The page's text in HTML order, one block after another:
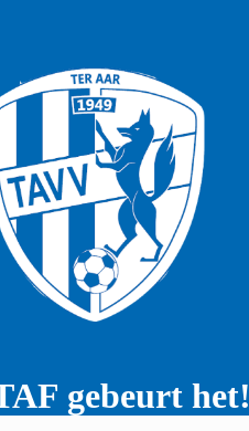
gebeurt het!